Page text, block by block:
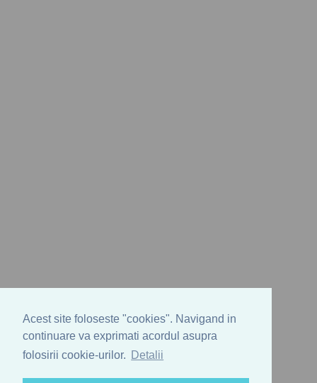
Acest site foloseste "cookies". Navigand in
continuare va exprimati acordul asupra
folosirii cookie-urilor.
Detalii